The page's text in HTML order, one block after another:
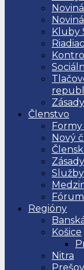
Kluby
Členstvo
Nový
Fórum
Regióny
Košice
Nitra
Prešov